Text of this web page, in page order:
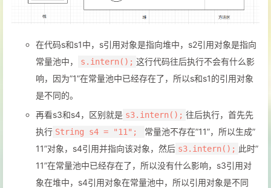
在代码s和s1中，s引用对象是指向堆中，s2引用对象是指向
常量池中，
s.intern(); 这行代码往后执行不会有什么影
响，因为”1”在常量池中已经存在了，所以s和s1的引用对象
是不同的。
再看s3和s4，区别就是 s3.intern(); 往后执行，首先先
执行 String s4 = "11";
常量池不存在”11”，所以生成”
11”对象，s4引用并指向该对象，然后 s3.intern(); 此时”
11”在常量池中已经存在了，所以没有什么影响，s3引用对
象在堆中，s4引用对象在常量池中，所以引用对象是不同